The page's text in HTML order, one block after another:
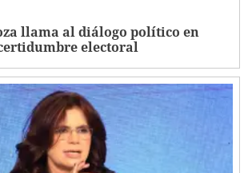
llama al diálogo político en
electoral